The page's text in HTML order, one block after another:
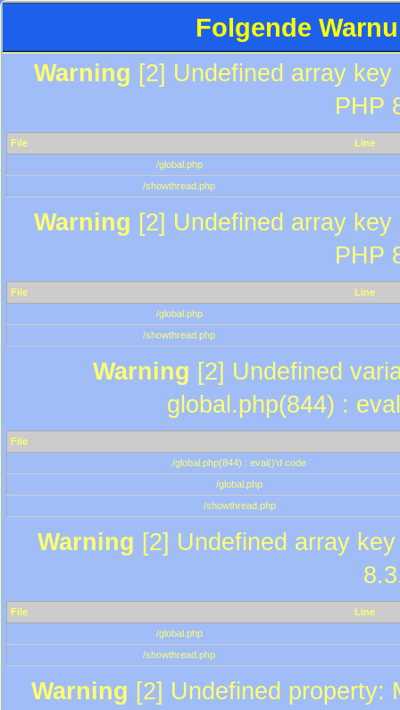
Folgende
Warning [2] Undefined array
PHP
File
Line
/global.php
/showthread.php
Warning [2] Undefined array
PHP
File
Line
/global.php
/showthread.php
Warning [2] Undefined
global.php(844) :
File
/global.php(844) : eval()'d code
/global.php
/showthread.php
Warning [2] Undefined array
File
Line
/global.php
/showthread.php
Warning [2] Undefined property: